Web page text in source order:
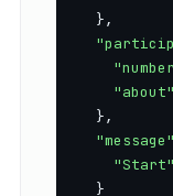
"about"
"message"
"Start"